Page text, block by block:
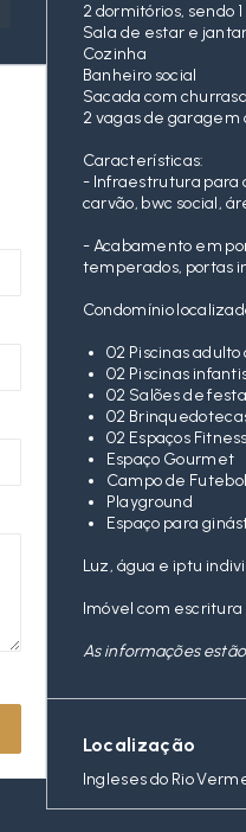
2 dormitórios, sendo
Sala de estar e jantar
Cozinha
Banheiro social
Sacada com
2 vagas de garagem
Características:
- Infraestrutura para
carvão, bwc social,
- Acabamento em
temperados, portas
Condomínio
02 Piscinas
02 Piscinas
02 Salões de
02
02 Espaços
Espaço Gourmet
Campo de Futebol
Playground
Espaço para
Luz, água e iptu
Imóvel com escritura
As informações
Localização
Ingleses do Rio